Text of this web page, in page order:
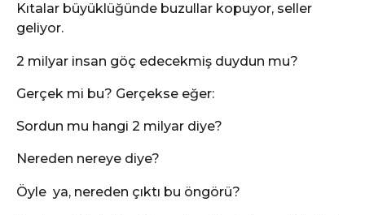
Kıtalar büyüklüğünde buzullar kopuyor, seller
geliyor.
2 milyar insan göç edecekmiş duydun mu?
Gerçek mi bu? Gerçekse eğer:
Sordun mu hangi 2 milyar diye?
Nereden nereye diye?
Öyle ya, nereden çıktı bu öngörü?